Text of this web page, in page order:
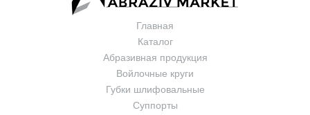
Главная
Каталог
Абразивная продукция
Войлочные круги
Губки шлифовальные
Суппорты